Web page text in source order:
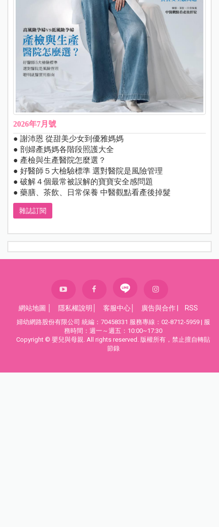
2026年7月號
● 謝沛恩 從甜美少女到優雅媽媽
● 剖婦產媽媽各階段照護大全
● 產檢與生產醫院怎麼選？
● 好醫師５大檢驗標準 選對醫院是風險管理
● 破解４個最常被誤解的寶寶安全感問題
● 藥膳、茶飲、日常保養 中醫觀點看產後掉髮
雜誌訂閱
網站地圖 隱私權說明 客服中心 廣告與合作| RSS
婦幼網路股份有限公司 統編：70458331 服務專線：02-8712-5959 | 服
務時間：週一～週五：10:00~17:30
Copyright © 嬰兒與母親. All rights reserved. 版權所有，禁止擅自轉貼
節錄